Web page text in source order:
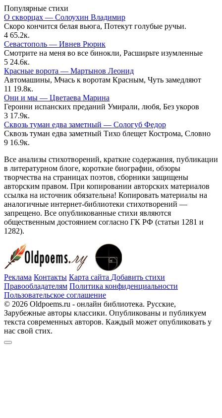
Популярные стихи
О скворцах — Солоухин Владимир
Скоро кончится белая вьюга, Потекут голубые ручьи.
4 65.2к.
Севастополь — Ивнев Рюрик
Смотрите на меня во все бинокли, Расширьте изумленные
5 24.6к.
Красные ворота — Мартынов Леонид
Автомашины, Мчась к воротам Красным, Чуть замедляют
11 19.8к.
Они и мы — Цветаева Марина
Героини испанских преданий Умирали, любя, Без укоров
3 17.9к.
Сквозь туман едва заметный — Сологуб Федор
Сквозь туман едва заметный Тихо блещет Кострома, Словно
9 16.9к.
Все анализы стихотворений, краткие содержания, публикации
в литературном блоге, короткие биографии, обзоры
творчества на страницах поэтов, сборники защищены
авторским правом. При копировании авторских материалов
ссылка на источник обязательна! Копировать материалы на
аналогичные интернет-библиотеки стихотворений —
запрещено. Все опубликованные стихи являются
общественным достоянием согласно ГК РФ (статьи 1281 и
1282).
Реклама Контакты Карта сайта Добавить стихи
Правообладателям Политика конфиденциальности
Пользовательское соглашение
© 2026 Oldpoems.ru - онлайн библиотека. Русские,
Зарубежные авторы классики. Опубликованы и публикуем
текста современных авторов. Каждый может опубликовать у
нас свой стих.